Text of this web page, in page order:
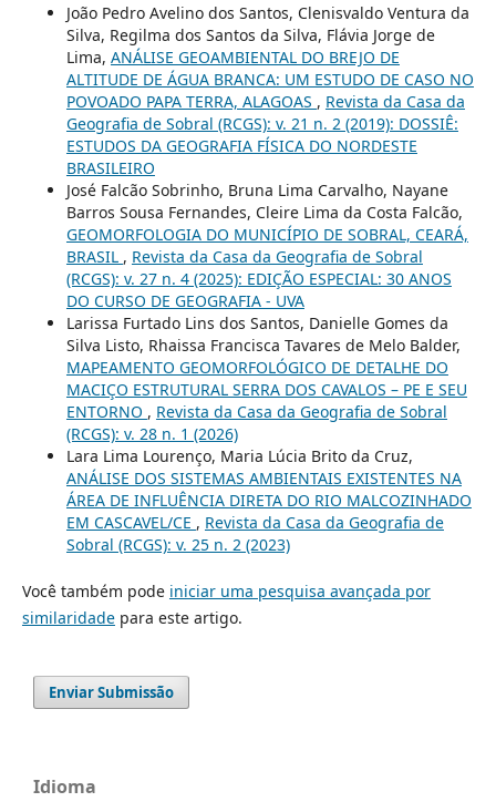
João Pedro Avelino dos Santos, Clenisvaldo Ventura da
Silva, Regilma dos Santos da Silva, Flávia Jorge de
Lima, ANÁLISE GEOAMBIENTAL DO BREJO DE
ALTITUDE DE ÁGUA BRANCA: UM ESTUDO DE CASO NO
POVOADO PAPA TERRA, ALAGOAS , Revista da Casa da
Geografia de Sobral (RCGS): v. 21 n. 2 (2019): DOSSIÊ:
ESTUDOS DA GEOGRAFIA FÍSICA DO NORDESTE
BRASILEIRO
José Falcão Sobrinho, Bruna Lima Carvalho, Nayane
Barros Sousa Fernandes, Cleire Lima da Costa Falcão,
GEOMORFOLOGIA DO MUNICÍPIO DE SOBRAL, CEARÁ,
BRASIL , Revista da Casa da Geografia de Sobral
(RCGS): v. 27 n. 4 (2025): EDIÇÃO ESPECIAL: 30 ANOS
DO CURSO DE GEOGRAFIA - UVA
Larissa Furtado Lins dos Santos, Danielle Gomes da
Silva Listo, Rhaissa Francisca Tavares de Melo Balder,
MAPEAMENTO GEOMORFOLÓGICO DE DETALHE DO
MACIÇO ESTRUTURAL SERRA DOS CAVALOS – PE E SEU
ENTORNO , Revista da Casa da Geografia de Sobral
(RCGS): v. 28 n. 1 (2026)
Lara Lima Lourenço, Maria Lúcia Brito da Cruz,
ANÁLISE DOS SISTEMAS AMBIENTAIS EXISTENTES NA
ÁREA DE INFLUÊNCIA DIRETA DO RIO MALCOZINHADO
EM CASCAVEL/CE , Revista da Casa da Geografia de
Sobral (RCGS): v. 25 n. 2 (2023)
Você também pode iniciar uma pesquisa avançada por
similaridadepara este artigo.
Enviar Submissão
Idioma